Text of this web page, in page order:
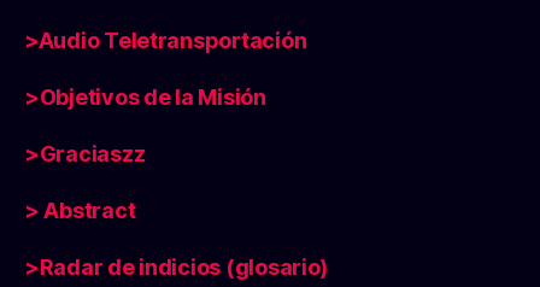
>Audio Teletransportación
>Objetivos de la Misión
>Graciaszz
> Abstract
>Radar de indicios (glosario)